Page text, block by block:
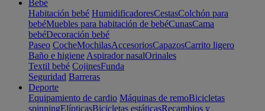
Bebé
Habitación bebé HumidificadoresCestasColchón para
bebéMuebles para habitación de bebéCunasCama
bebéDecoración bebé
Paseo CocheMochilasAccesoriosCapazosCarrito ligero
Baño e higiene Aspirador nasalOrinales
Textil bebé CojinesFunda
Seguridad Barreras
Deporte
Equipamiento de cardio Máquinas de remoBicicletas
spinningElípticasBicicletas estáticasRecambios y